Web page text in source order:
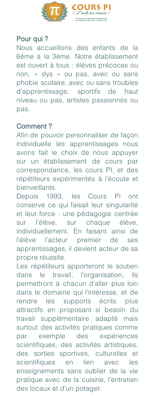
Pour qui ?
Nous accueillons des enfants de la
6ème à la 3ème. Notre établissement
est ouvert à tous : élèves précoces ou
non, « dys » ou pas, avec ou sans
phobie scolaire, avec ou sans troubles
d’apprentissage, sportifs de haut
niveau ou pas, artistes passionnés ou
pas.
Comment ?
Afin de pouvoir personnaliser de façon
individuelle les apprentissages nous
avons fait le choix de nous appuyer
sur un établissement de cours par
correspondance, les cours PI, et des
répétiteurs expérimentés à l’écoute et
bienveillants.
Depuis 1993, les Cours Pi ont
conservé ce qui faisait leur singularité
et leur force : une pédagogie centrée
sur l’élève, sur chaque élève,
individuellement. En faisant ainsi de
l’élève l’acteur premier de ses
apprentissages, il devient acteur de sa
propre réussite.
Les répétiteurs apporteront le soutien
dans le travail, l’organisation, ils
permettront à chacun d’aller plus loin
dans le domaine qui l’intéresse, et de
rendre les supports écrits plus
attractifs en proposant si besoin du
travail supplémentaire adapté mais
surtout des activités pratiques comme
par exemple des expériences
scientifiques, des activités artistiques,
des sorties sportives, culturelles et
scientifiques en lien avec les
enseignements sans oublier de la vie
pratique avec de la cuisine, l’entretien
des locaux et d’un potager.